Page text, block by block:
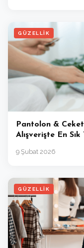
GÜZELLIK
Pantolon &
Alışverişte En
9 Şubat 2026
GÜZELLIK